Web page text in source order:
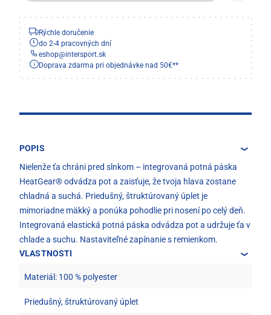
Rýchle doručenie
do 2-4 pracovných dní
eshop@intersport.sk
Doprava zdarma pri objednávke nad 50€**
POPIS
Nielenže ťa chráni pred slnkom – integrovaná potná páska
HeatGear® odvádza pot a zaisťuje, že tvoja hlava zostane
chladná a suchá. Priedušný, štruktúrovaný úplet je
mimoriadne mäkký a ponúka pohodlie pri nosení po celý deň.
Integrovaná elastická potná páska odvádza pot a udržuje ťa v
chlade a suchu. Nastaviteľné zapínanie s remienkom.
VLASTNOSTI
Materiál: 100 % polyester
Priedušný, štruktúrovaný úplet